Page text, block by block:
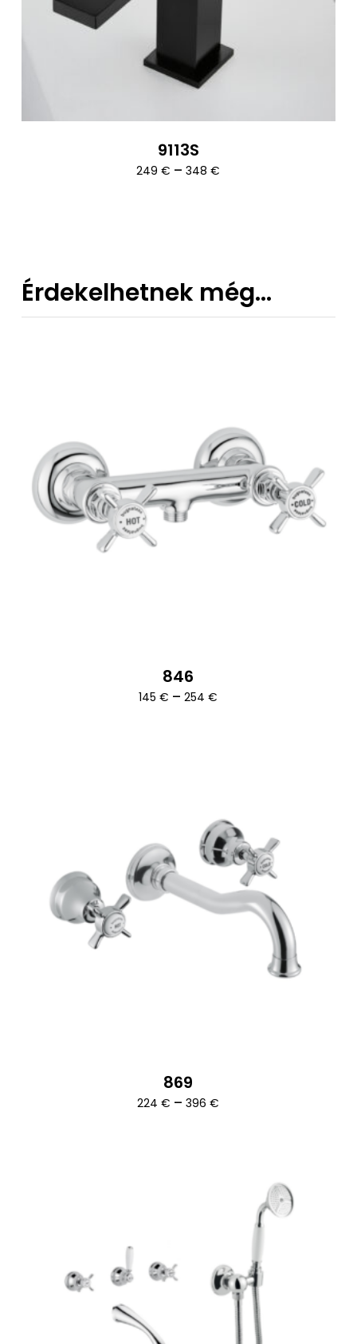
9113S
249€ – 348€
Érdekelhetnek még…
846
145€ – 254€
869
224€ – 396€